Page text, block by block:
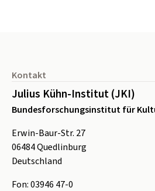
Kontakt
Julius Kühn-Institut (JKI)
Bundesforschungsinstitut für
Erwin-Baur-Str. 27
06484Quedlinburg
Deutschland
Fon:03946 47-0